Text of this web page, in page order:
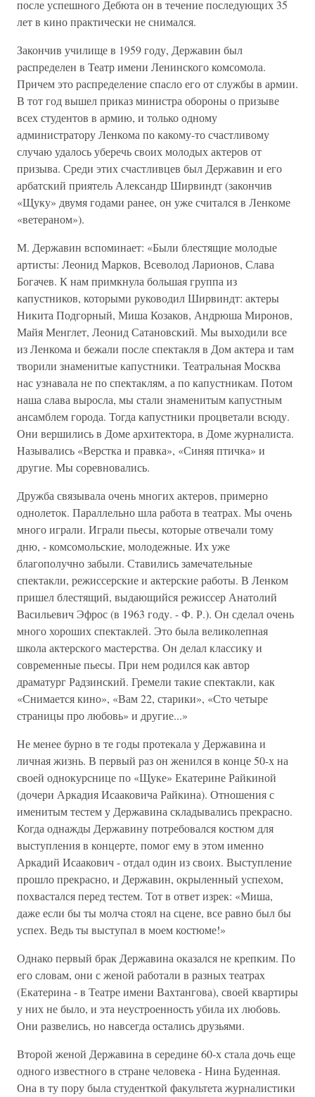
после успешного Дебюта он в течение последующих 35
лет в кино практически не снимался.
Закончив училище в 1959 году, Державин был
распределен в Театр имени Ленинского комсомола.
Причем это распределение спасло его от службы в армии.
В тот год вышел приказ министра обороны о призыве
всех студентов в армию, и только одному
администратору Ленкома по какому-то счастливому
случаю удалось уберечь своих молодых актеров от
призыва. Среди этих счастливцев был Державин и его
арбатский приятель Александр Ширвиндт (закончив
«Щуку» двумя годами ранее, он уже считался в Ленкоме
«ветераном»).
М. Державин вспоминает: «Были блестящие молодые
артисты: Леонид Марков, Всеволод Ларионов, Слава
Богачев. К нам примкнула большая группа из
капустников, которыми руководил Ширвиндт: актеры
Никита Подгорный, Миша Козаков, Андрюша Миронов,
Майя Менглет, Леонид Сатановский. Мы выходили все
из Ленкома и бежали после спектакля в Дом актера и там
творили знаменитые капустники. Театральная Москва
нас узнавала не по спектаклям, а по капустникам. Потом
наша слава выросла, мы стали знаменитым капустным
ансамблем города. Тогда капустники процветали всюду.
Они вершились в Доме архитектора, в Доме журналиста.
Назывались «Верстка и правка», «Синяя птичка» и
другие. Мы соревновались.
Дружба связывала очень многих актеров, примерно
однолеток. Параллельно шла работа в театрах. Мы очень
много играли. Играли пьесы, которые отвечали тому
дню, - комсомольские, молодежные. Их уже
благополучно забыли. Ставились замечательные
спектакли, режиссерские и актерские работы. В Ленком
пришел блестящий, выдающийся режиссер Анатолий
Васильевич Эфрос (в 1963 году. - Ф. Р.). Он сделал очень
много хороших спектаклей. Это была великолепная
школа актерского мастерства. Он делал классику и
современные пьесы. При нем родился как автор
драматург Радзинский. Гремели такие спектакли, как
«Снимается кино», «Вам 22, старики», «Сто четыре
страницы про любовь» и другие...»
Не менее бурно в те годы протекала у Державина и
личная жизнь. В первый раз он женился в конце 50-х на
своей однокурснице по «Щуке» Екатерине Райкиной
(дочери Аркадия Исааковича Райкина). Отношения с
именитым тестем у Державина складывались прекрасно.
Когда однажды Державину потребовался костюм для
выступления в концерте, помог ему в этом именно
Аркадий Исаакович - отдал один из своих. Выступление
прошло прекрасно, и Державин, окрыленный успехом,
похвастался перед тестем. Тот в ответ изрек: «Миша,
даже если бы ты молча стоял на сцене, все равно был бы
успех. Ведь ты выступал в моем костюме!»
Однако первый брак Державина оказался не крепким. По
его словам, они с женой работали в разных театрах
(Екатерина - в Театре имени Вахтангова), своей квартиры
у них не было, и эта неустроенность убила их любовь.
Они развелись, но навсегда остались друзьями.
Второй женой Державина в середине 60-х стала дочь еще
одного известного в стране человека - Нина Буденная.
Она в ту пору была студенткой факультета журналистики